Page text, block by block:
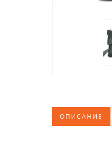
ОПИСАНИЕ